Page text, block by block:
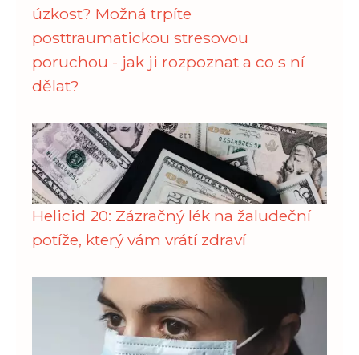
úzkost? Možná trpíte
posttraumatickou stresovou
poruchou - jak ji rozpoznat a co s ní
dělat?
Helicid 20: Zázračný lék na žaludeční
potíže, který vám vrátí zdraví